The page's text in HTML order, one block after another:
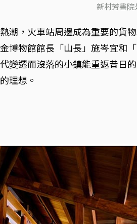
新村芳書院
潮，火車站周邊成為重要的貨
博物館館長「山長」施岑宜和
變遷而沒落的小鎮能重返昔日
理想。